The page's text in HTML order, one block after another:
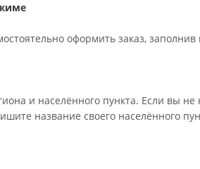
оформить заказ,
и населённого пункта. Если вы
название своего населённого